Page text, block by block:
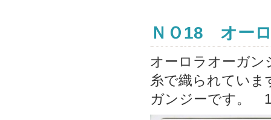
ＮＯ18 オー
オーロラオーガ
糸で織られてい
ガンジーです。